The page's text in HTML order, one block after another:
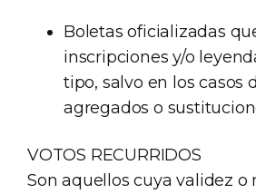
Boletas oficializadas
inscripciones y/o
tipo, salvo en los casos
agregados o
VOTOS RECURRIDOS
Son aquellos cuya validez o